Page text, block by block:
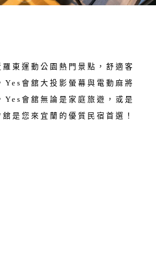
東運動公園熱門景點，舒適客
Yes會舘大投影螢幕與電動麻將
Yes會舘無論是家庭旅遊，或是
是您來宜蘭的優質民宿首選！